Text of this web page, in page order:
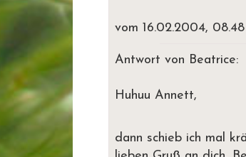
vom 16.02.2004, 08.48
Antwort von Beatrice:
Huhuu Annett,
dann schieb ich mal